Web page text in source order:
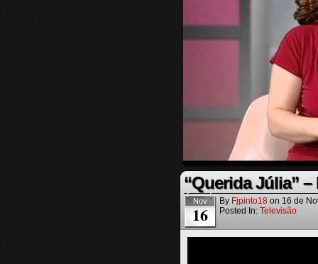
“Querida Júlia” –
Nov
16
By Fjpinto18 on 16 de
Posted In: Televisão